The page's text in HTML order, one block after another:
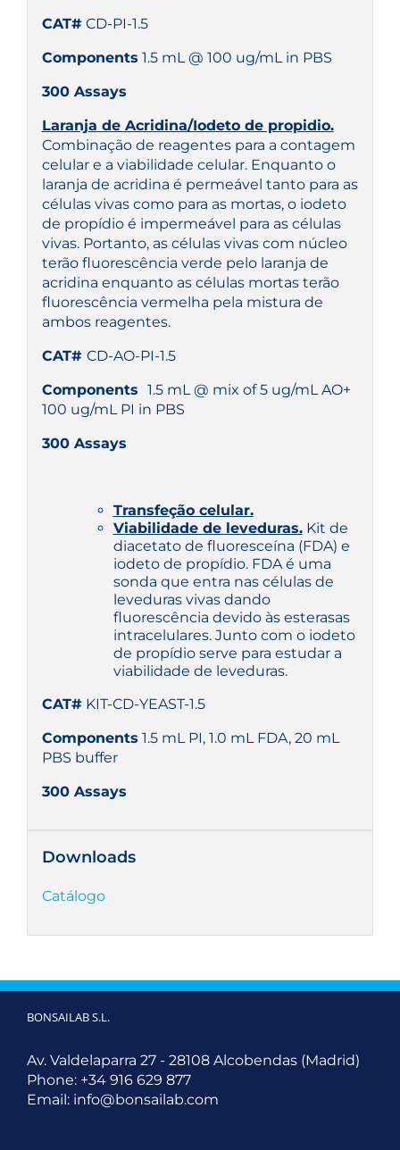
CAT#CD-PI-1.5
Components 1.5 mL @ 100 ug/mL in PBS
300 Assays
Laranja de Acridina/Iodeto de propidio.
Combinação de reagentes para a contagem
celular e a viabilidade celular. Enquanto o
laranja de acridina é permeável tanto para as
células vivas como para as mortas, o iodeto
de propídio é impermeável para as células
vivas. Portanto, as células vivas com núcleo
terão fluorescência verde pelo laranja de
acridina enquanto as células mortas terão
fluorescência vermelha pela mistura de
ambos reagentes.
CAT# CD-AO-PI-1.5
Components 1.5 mL @ mix of 5 ug/mL AO+
100 ug/mL PI in PBS
300 Assays
Transfeção celular.
Viabilidade de leveduras.Kit de
diacetato de fluoresceína (FDA) e
iodeto de propídio. FDA é uma
sonda que entra nas células de
leveduras vivas dando
fluorescência devido às esterasas
intracelulares. Junto com o iodeto
de propídio serve para estudar a
viabilidade de leveduras.
CAT#KIT-CD-YEAST-1.5
Components 1.5 mL PI, 1.0 mL FDA, 20 mL
PBS buffer
300 Assays
Downloads
Catálogo
BONSAILAB S.L.
Av. Valdelaparra 27 - 28108 Alcobendas (Madrid)
Phone: +34 916 629 877
Email: info@bonsailab.com